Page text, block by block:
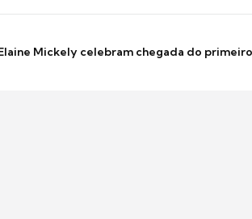
Mickely celebram chegada do